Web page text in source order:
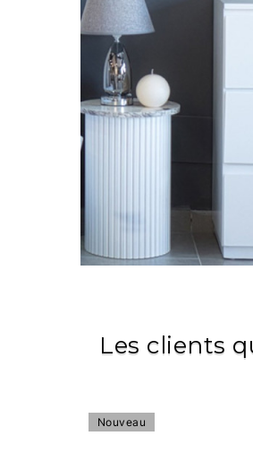
Les clients
Nouveau